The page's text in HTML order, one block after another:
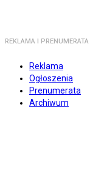
REKLAMA I PRENUMERATA
Reklama
Ogłoszenia
Prenumerata
Archiwum